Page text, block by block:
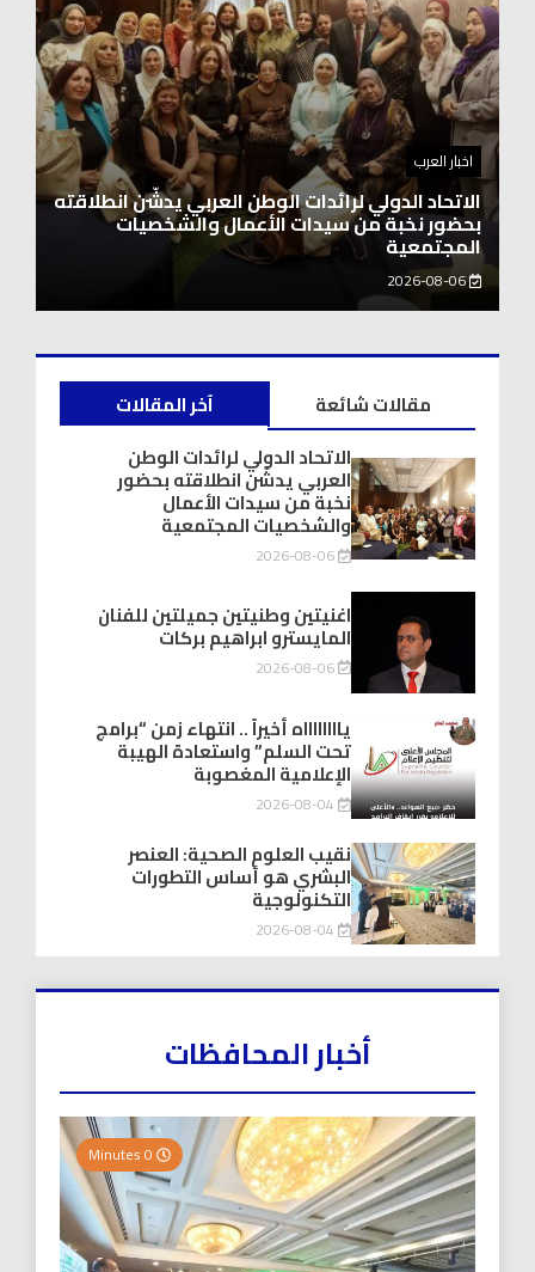
اخبار العرب
اغنيتين وطنيتين جميلتين للفنان المايسترو ابراهيم
بركات
2026-08-06
آخر المقالات
مقالات شائعة
الاتحاد الدولي لرائدات الوطن
العربي يدشّن انطلاقته بحضور
نخبة من سيدات الأعمال
والشخصيات المجتمعية
2026-08-06
اغنيتين وطنيتين جميلتين للفنان
المايسترو ابراهيم بركات
2026-08-06
يااااااااه أخيراً .. انتهاء زمن “برامج
تحت السلم” واستعادة الهيبة
الإعلامية المغصوبة
2026-08-04
نقيب العلوم الصحية: العنصر
البشري هو أساس التطورات
التكنولوجية
2026-08-04
أخبار المحافظات